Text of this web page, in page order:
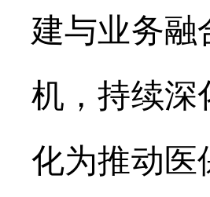
建与业务融
机，持续深
化为推动医